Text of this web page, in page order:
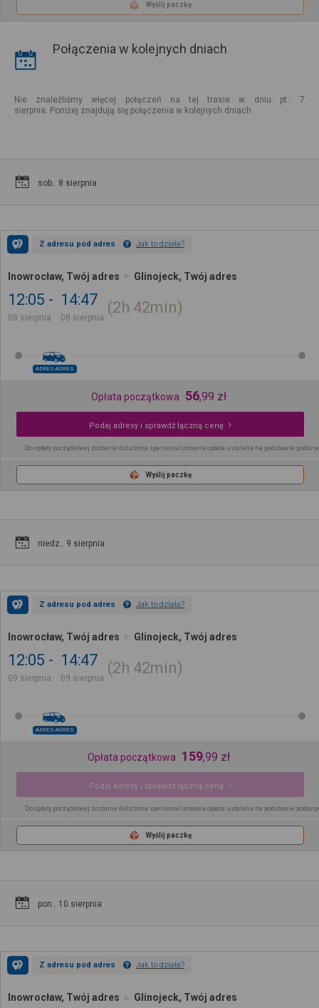
Wyślij paczkę
Połączenia w kolejnych dniach
Nie znaleźliśmy więcej połączeń na tej trasie w dniu pt.. 7
sierpnia. Poniżej znajdują się połączenia w kolejnych dniach
sob.. 8 sierpnia
Z adresu pod adres Jak to działa?
Inowrocław, Twój adres Glinojeck, Twój adres
12:05
08 sierpnia
14:47
08 sierpnia
2h 42min
ADRES-ADRES
Opłata początkowa 56,99 zł
Podaj adresy i sprawdź łączną cenę
Do opłaty początkowej zostanie doliczona spersonalizowana opłata ustalana na podstawie
Wyślij paczkę
niedz.. 9 sierpnia
Z adresu pod adres Jak to działa?
Inowrocław, Twój adres Glinojeck, Twój adres
12:05
09 sierpnia
14:47
09 sierpnia
2h 42min
ADRES-ADRES
Opłata początkowa 159,99 zł
Podaj adresy i sprawdź łączną cenę
Do opłaty początkowej zostanie doliczona spersonalizowana opłata ustalana na podstawie
Wyślij paczkę
pon.. 10 sierpnia
Z adresu pod adres Jak to działa?
Inowrocław, Twój adres Glinojeck, Twój adres